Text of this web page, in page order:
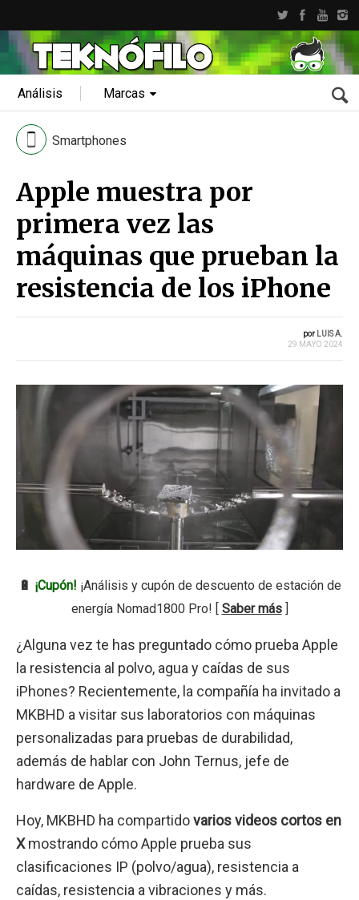
Análisis Marcas
Smartphones
Apple muestra por
primera vez las
máquinas que prueban la
resistencia de los iPhone
por LUIS A.
29 MAYO 2024
🔋 ¡Cupón! ¡Análisis y cupón de descuento de estación de
energía Nomad1800 Pro! [ Saber más]
¿Alguna vez te has preguntado cómo prueba Apple
la resistencia al polvo, agua y caídas de sus
iPhones? Recientemente, la compañía ha invitado a
MKBHD a visitar sus laboratorios con máquinas
personalizadas para pruebas de durabilidad,
además de hablar con John Ternus, jefe de
hardware de Apple.
Hoy, MKBHD ha compartidovarios videos cortos en
Xmostrando cómo Apple prueba sus
clasificaciones IP (polvo/agua), resistencia a
caídas, resistencia a vibraciones y más.